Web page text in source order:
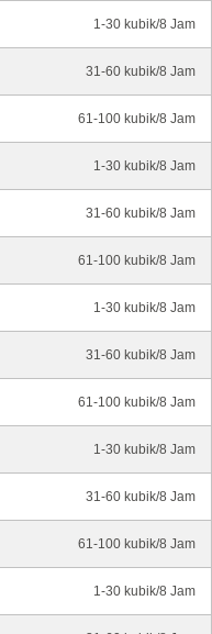
1-30 kubik/8 Jam
31-60 kubik/8 Jam
61-100 kubik/8 Jam
1-30 kubik/8 Jam
31-60 kubik/8 Jam
61-100 kubik/8 Jam
1-30 kubik/8 Jam
31-60 kubik/8 Jam
61-100 kubik/8 Jam
1-30 kubik/8 Jam
31-60 kubik/8 Jam
61-100 kubik/8 Jam
1-30 kubik/8 Jam